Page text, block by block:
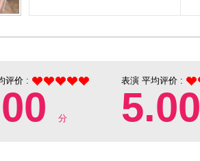
评价 :
分
表演 平均评价 :
5.00